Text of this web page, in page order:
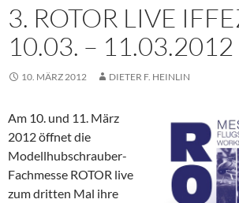
3. ROTOR LIVE
10.03. – 11.03.2012
10. MÄRZ 2012 DIETER F. HEINLIN
Am 10. und 11. März
2012 öffnet die
Modellhubschrauber-
Fachmesse ROTOR live
zum dritten Mal ihre